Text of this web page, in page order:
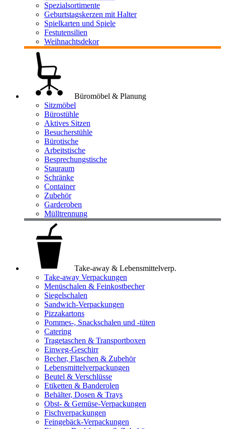
Spezialsortimente
Geburtstagskerzen mit Halter
Spielkarten und Spiele
Festutensilien
Weihnachtsdekor
Büromöbel & Planung
Sitzmöbel
Bürostühle
Aktives Sitzen
Besucherstühle
Bürotische
Arbeitstische
Besprechungstische
Stauraum
Schränke
Container
Zubehör
Garderoben
Mülltrennung
Take-away & Lebensmittelverp.
Take-away Verpackungen
Menüschalen & Feinkostbecher
Siegelschalen
Sandwich-Verpackungen
Pizzakartons
Pommes-, Snackschalen und -tüten
Catering
Tragetaschen & Transportboxen
Einweg-Geschirr
Becher, Flaschen & Zubehör
Lebensmittelverpackungen
Beutel & Verschlüsse
Etiketten & Banderolen
Behälter, Dosen & Trays
Obst- & Gemüse-Verpackungen
Fischverpackungen
Feingebäck-Verpackungen